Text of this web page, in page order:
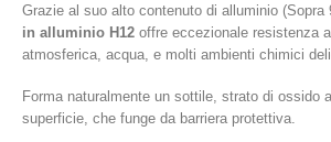
Grazie al suo alto contenuto di alluminio (Sopra
in alluminio H12 offre eccezionale resistenza
atmosferica, acqua, e molti ambienti chimici
Forma naturalmente un sottile, strato di ossido
superficie, che funge da barriera protettiva.